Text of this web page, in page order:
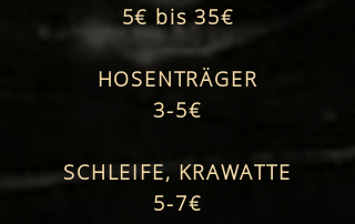
5€ bis 35€
HOSENTRÄGER
3-5€
SCHLEIFE, KRAWATTE
5-7€